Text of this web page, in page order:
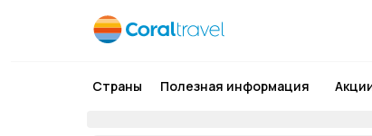
Страны Полезная информация